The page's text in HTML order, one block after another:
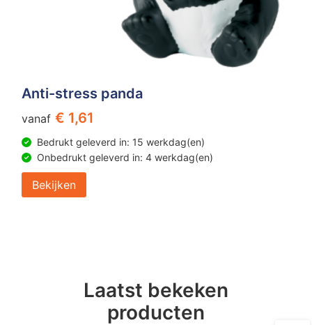
Anti-stress panda
vanaf € 1,61
Bedrukt geleverd in: 15 werkdag(en)
Onbedrukt geleverd in: 4 werkdag(en)
Bekijken
Laatst bekeken
producten